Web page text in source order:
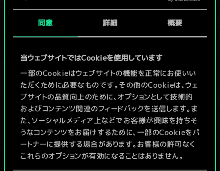
同意 詳細 概要
当ウェブサイトではCookieを使用しています
一部のCookieはウェブサイトの機能を正常にお使いい
ただくために必要なものです。その他のCookieは、ウェ
ブサイトの品質向上のために、オプションとして技術的
およびコンテンツ関連のフィードバックを送信します。ま
た、ソーシャルメディア上などでお客様が興味を持ちそ
うなコンテンツをお届けするために、一部のCookieをパ
ートナーに提供する場合があります。お客様の許可なく
これらのオプションが有効になることはありません。
現在はまだこれし
か共有デッキがあ
りませんが、
続々追加中！
デッキ名入力＆ガイドを作成
デッキを編集